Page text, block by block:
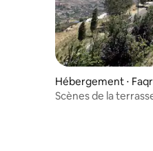
Hébergement ⋅
Scènes de la